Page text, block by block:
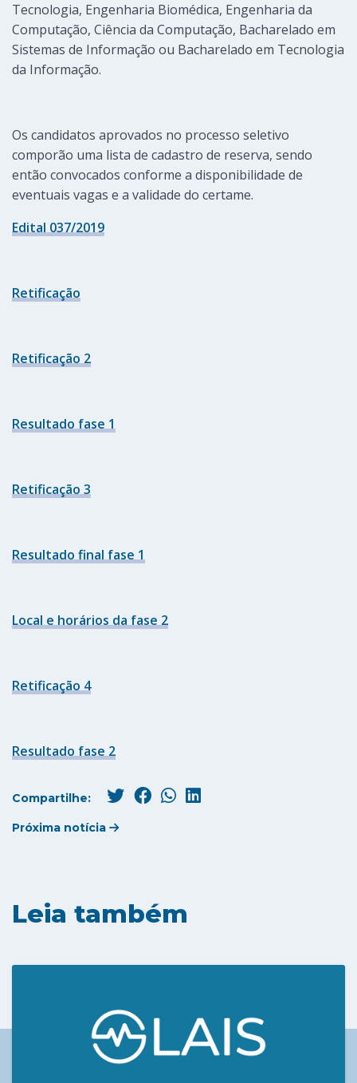
Tecnologia, Engenharia Biomédica, Engenharia da
Computação, Ciência da Computação, Bacharelado em
Sistemas de Informação ou Bacharelado em Tecnologia
da Informação.
Os candidatos aprovados no processo seletivo
comporão uma lista de cadastro de reserva, sendo
então convocados conforme a disponibilidade de
eventuais vagas e a validade do certame.
Edital 037/2019
Retificação
Retificação 2
Resultado fase 1
Retificação 3
Resultado final fase 1
Local e horários da fase 2
Retificação 4
Resultado fase 2
Compartilhe:
Próxima notícia
Leia também